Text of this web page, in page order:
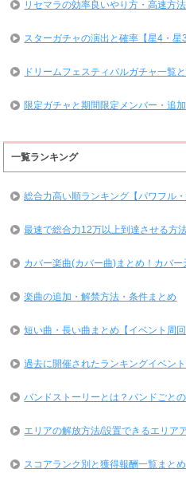
リセマラの効率良いやり方・高速方
スターガチャの演出と確率【星4・星3
ドリームフェスティバルガチャ一覧
限定ガチャと期間限定メンバー・追
一覧ランキング
総合力高い順ランキング【パワフル
最速で総合力12万以上到達させる方
カバー楽曲(カバー曲)まとめ！カバー
楽曲の追加・解禁方法・条件まとめ
短い曲・長い曲まとめ【イベント周
過去に開催されたランキングイベン
バンドストーリーとは？バンドごと
エリアの解放方法/設置できるエリア
スコアランク別と獲得報酬一覧まとめ